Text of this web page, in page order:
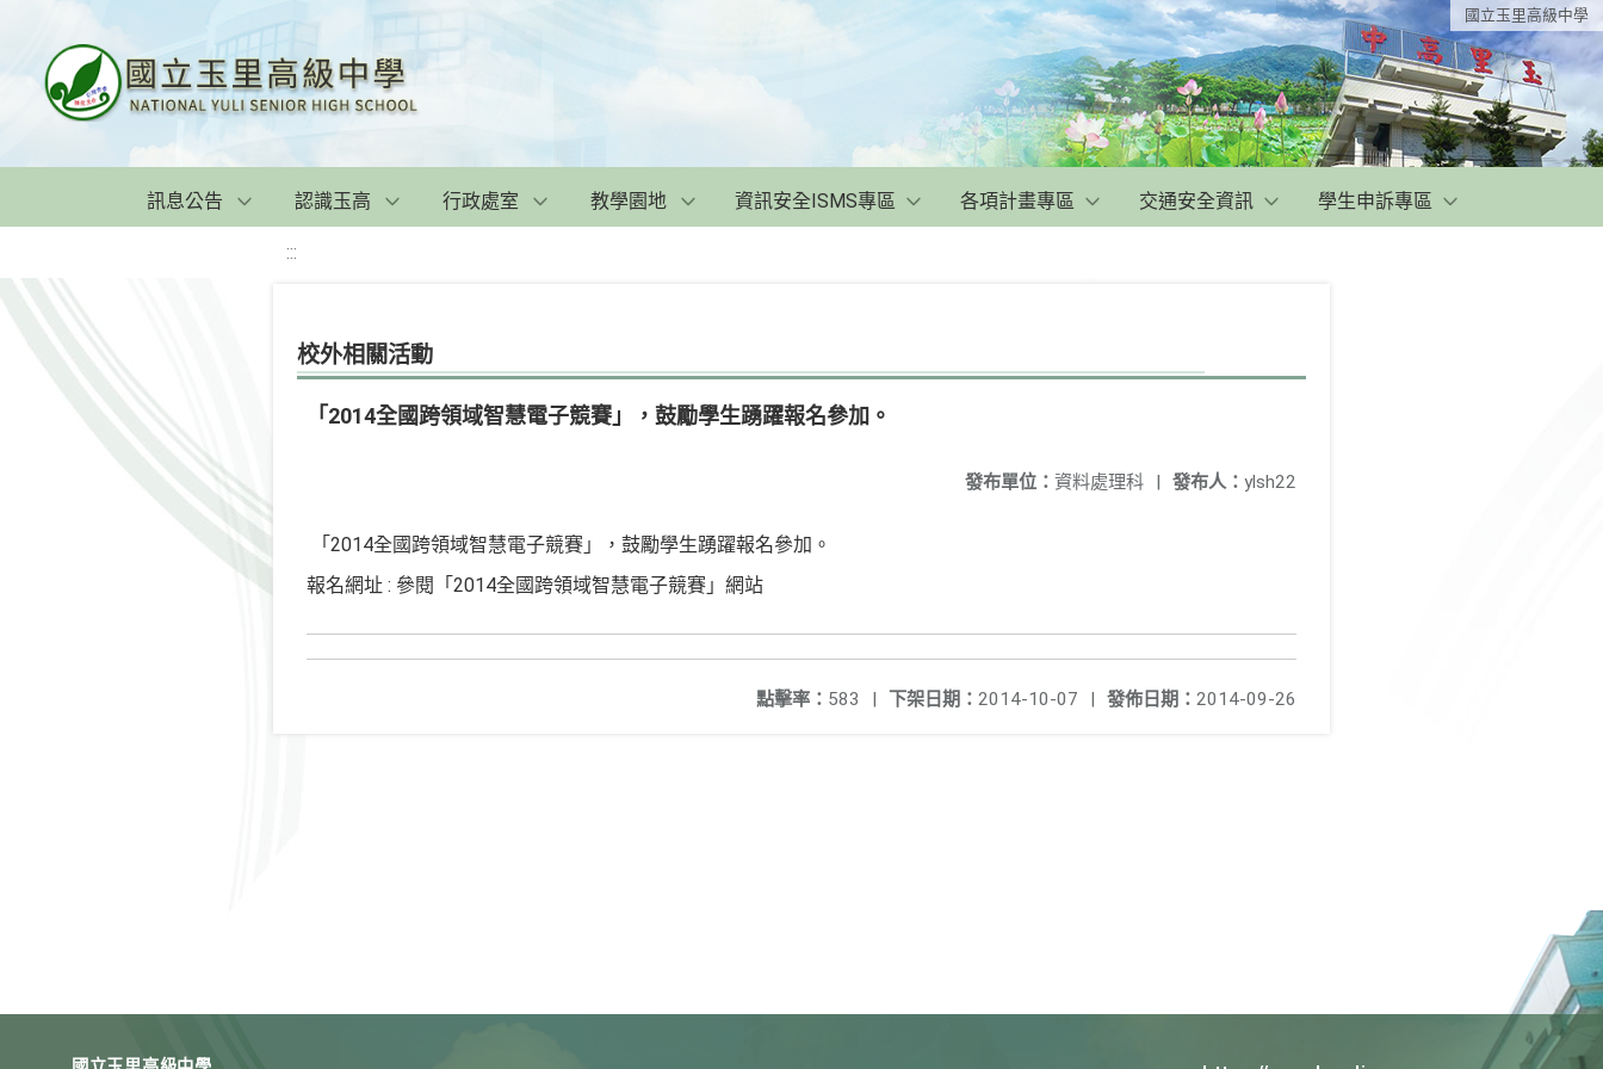
國立玉里高級中學
訊息公告 認識玉高 行政處室 教學園地 資訊安全ISMS專區 各項計畫專區 交通安全資訊 學生申訴專區
:::
校外相關活動
「2014全國跨領域智慧電子競賽」，鼓勵學生踴躍報名參加。
發布人： ylsh22
發布單位： 資料處理科 |
「 2014全國跨領域智慧電子競賽」，鼓勵學生踴躍報名參加。
報名網址 : 參閱「 2014全國跨領域智慧電子競賽」網站
發佈日期： 2014-09-26
下架日期： 2014-10-07 |
點擊率： 583 |